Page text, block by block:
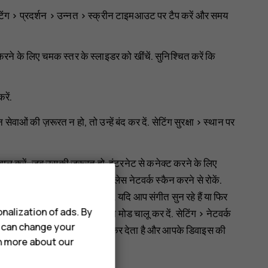
> प्रदर्शन >उन्नत>स्क्रीन टाइमआउटपर टैप करें और समय
के लिए चमक स्तर के स्लाइडर को खींचें. सुनिश्चित करें कि
की ज़रूरत न हो, तो उन्हें बंद कर दें. सेटिंगसुरक्षा>स्थानपर
करें, जब उसकी ज़रूरत हो. इंटरनेट से कनेक्ट करने के लिए
करें. अपने फ़ोन को उपलब्ध वायरलेस नेटवर्क स्कैन करने से रोकें.
को अक्षम करें. यदि आप संगीत सुन रहे हैं या फिर
नहीं चाहते, तो हवाई जहाज़ मोड चालू कर दें. सेटिंग > नेटवर्क
नेटवर्क का कनेक्शन बंद कर देता है और आपके डिवाइस की
of ads. By
change your
more about our